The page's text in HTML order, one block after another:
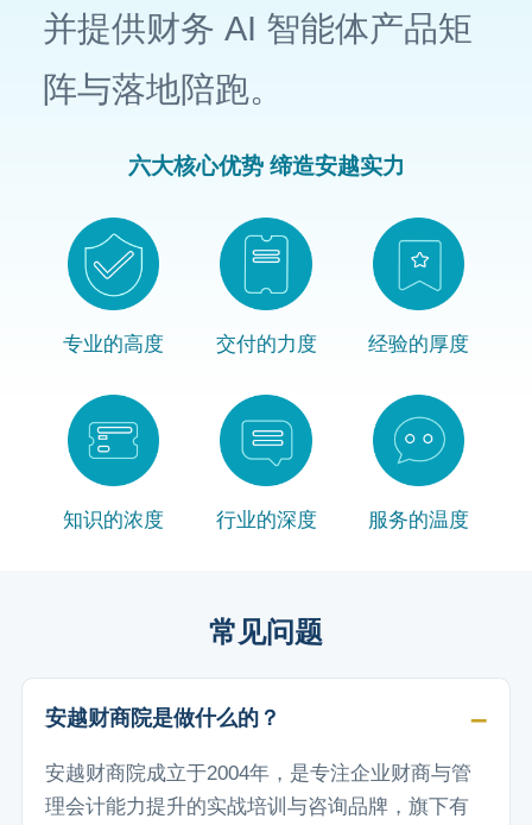
并提供财务 AI 智能体产品矩
阵与落地陪跑。
六大核心优势 缔造安越实力
专业的高度 交付的力度 经验的厚度
知识的浓度 行业的深度 服务的温度
常见问题
安越财商院是做什么的？
安越财商院成立于2004年，是专注企业财商与管
理会计能力提升的实战培训与咨询品牌，旗下有